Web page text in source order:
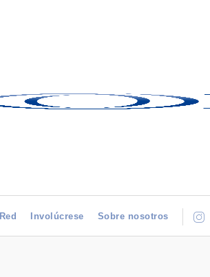
Red Involúcrese Sobre nosotros